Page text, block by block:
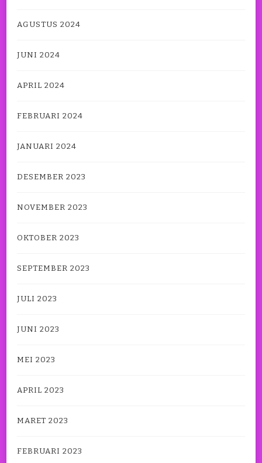
AGUSTUS 2024
JUNI 2024
APRIL 2024
FEBRUARI 2024
JANUARI 2024
DESEMBER 2023
NOVEMBER 2023
OKTOBER 2023
SEPTEMBER 2023
JULI 2023
JUNI 2023
MEI 2023
APRIL 2023
MARET 2023
FEBRUARI 2023